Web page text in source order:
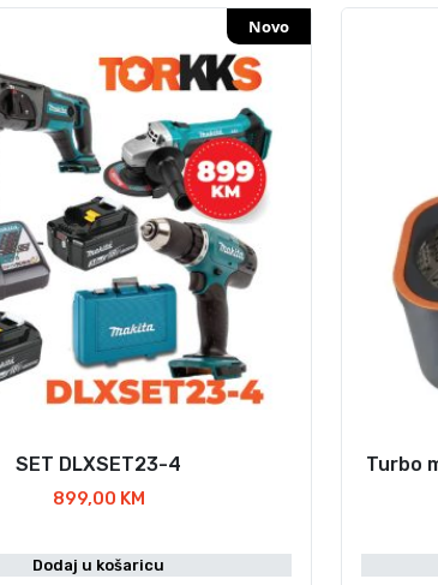
Novo
SET DLXSET23-4
899,00 KM
Dodaj u košaricu
Turbo